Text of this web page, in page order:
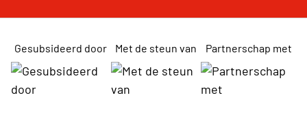
Gesubsideerd door Met de steun van Partnerschap met